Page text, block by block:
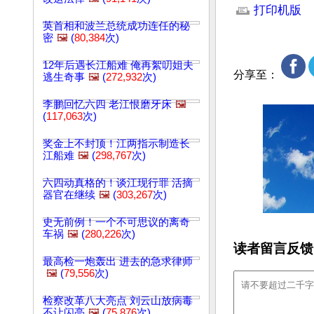
英首相和波兰总统成功连任的秘
密 🖼️ (80,384次)
12年后遇长江船难 俺再絮叨姐夫
逃生奇事 🖼️ (272,932次)
李鹏回忆六四 老江恨磨牙床 🖼️
(117,063次)
奖金上不封顶！江两指示制造长
江船难 🖼️ (298,767次)
六四动真格的！谈江现行罪 活摘
器官在继续 🖼️ (303,267次)
史无前例！一个不可思议的离奇
车祸 🖼️ (280,226次)
最高检一炮轰出 进去的急求律师
🖼️ (79,556次)
检察改革八大亮点 刘云山放病毒
打印机版
分享至：
读者留言反